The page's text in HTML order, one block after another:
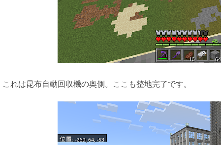
これは昆布自動回収機の奥側。ここも整地完了です。